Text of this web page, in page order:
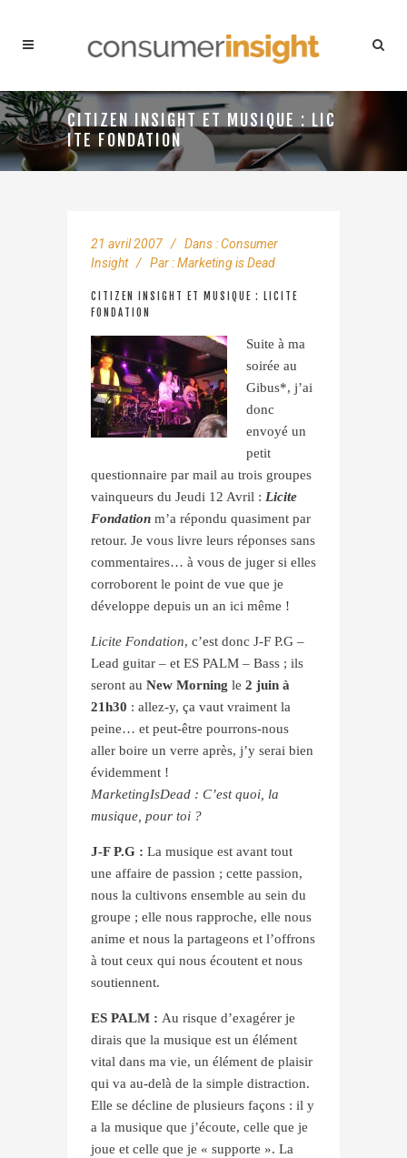
CITIZEN INSIGHT ET MUSIQUE : LIC
ITE FONDATION
21 avril 2007 Dans :Consumer
Insight
Par :Marketing is Dead
CITIZEN INSIGHT ET MUSIQUE : LICITE
FONDATION
Suite à ma
soirée au
Gibus*, j’ai
donc
envoyé un
petit
questionnaire par mail au trois groupes
vainqueurs du Jeudi 12 Avril : Licite
Fondation m’a répondu quasiment par
retour. Je vous livre leurs réponses sans
commentaires… à vous de juger si elles
corroborent le point de vue que je
développe depuis un an ici même !
Licite Fondation, c’est donc J-F P.G –
Lead guitar – et ES PALM – Bass ; ils
seront au New Morning le 2 juin à
21h30 : allez-y, ça vaut vraiment la
peine… et peut-être pourrons-nous
aller boire un verre après, j’y serai bien
évidemment !
MarketingIsDead : C’est quoi, la
musique, pour toi ?
J-F P.G : La musique est avant tout
une affaire de passion ; cette passion,
nous la cultivons ensemble au sein du
groupe ; elle nous rapproche, elle nous
anime et nous la partageons et l’offrons
à tout ceux qui nous écoutent et nous
soutiennent.
ES PALM : Au risque d’exagérer je
dirais que la musique est un élément
vital dans ma vie, un élément de plaisir
qui va au-delà de la simple distraction.
Elle se décline de plusieurs façons : il y
a la musique que j’écoute, celle que je
joue et celle que je « supporte ». La